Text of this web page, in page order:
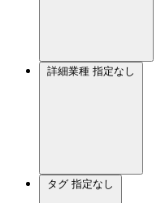
詳細業種 指定なし
タグ 指定なし